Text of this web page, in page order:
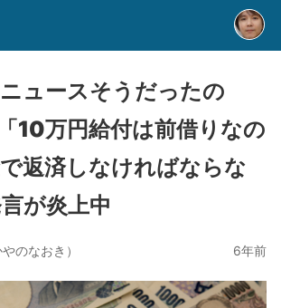
ニュースそうだったの
10万円給付は前借りなの
返済しなければならな
が炎上中
のなおき） 6年前